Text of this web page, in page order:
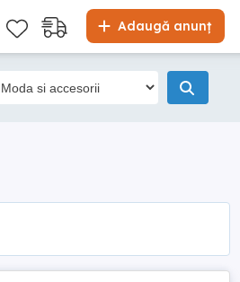
Adaugă anunț